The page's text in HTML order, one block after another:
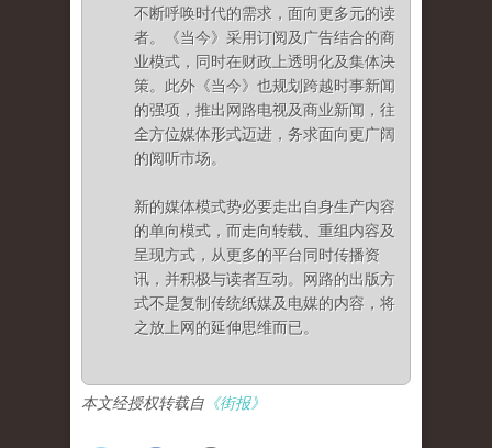
不断呼唤时代的需求，面向更多元的读
者。《当今》采用订阅及广告结合的商
业模式，同时在财政上透明化及集体决
策。此外《当今》也规划跨越时事新闻
的强项，推出网路电视及商业新闻，往
全方位媒体形式迈进，务求面向更广阔
的阅听市场。
新的媒体模式势必要走出自身生产内容
的单向模式，而走向转载、重组内容及
呈现方式，从更多的平台同时传播资
讯，并积极与读者互动。网路的出版方
式不是复制传统纸媒及电媒的内容，将
之放上网的延伸思维而已。
本文经授权转载自 《街报》